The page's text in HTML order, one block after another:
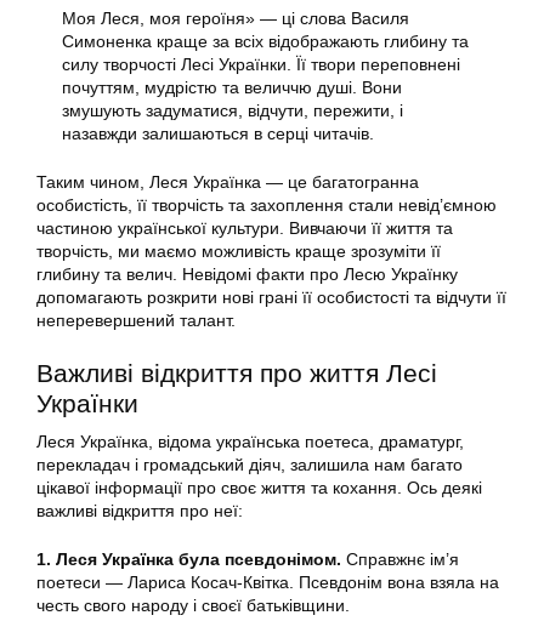
Моя Леся, моя героїня» — ці слова Василя
Симоненка краще за всіх відображають глибину та
силу творчості Лесі Українки. Її твори переповнені
почуттям, мудрістю та величчю душі. Вони
змушують задуматися, відчути, пережити, і
назавжди залишаються в серці читачів.
Таким чином, Леся Українка — це багатогранна
особистість, її творчість та захоплення стали невід’ємною
частиною української культури. Вивчаючи її життя та
творчість, ми маємо можливість краще зрозуміти її
глибину та велич. Невідомі факти про Лесю Українку
допомагають розкрити нові грані її особистості та відчути її
неперевершений талант.
Важливі відкриття про життя Лесі
Українки
Леся Українка, відома українська поетеса, драматург,
перекладач і громадський діяч, залишила нам багато
цікавої інформації про своє життя та кохання. Ось деякі
важливі відкриття про неї:
1. Леся Українка була псевдонімом. Справжнє ім’я
поетеси — Лариса Косач-Квітка. Псевдонім вона взяла на
честь свого народу і своєї батьківщини.